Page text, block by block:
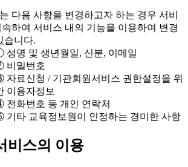
다음 사항을 변경하고자 하는 경우 서비
하여 서비스 내의 기능을 이용하여 변경
습니다.
성명 및 생년월일, 신분, 이메일
비밀번호
자료신청 / 기관회원서비스 권한설정을 위
이용자정보
전화번호 등 개인 연락처
기타 교육정보원이 인정하는 경미한 사항
비스의 이용